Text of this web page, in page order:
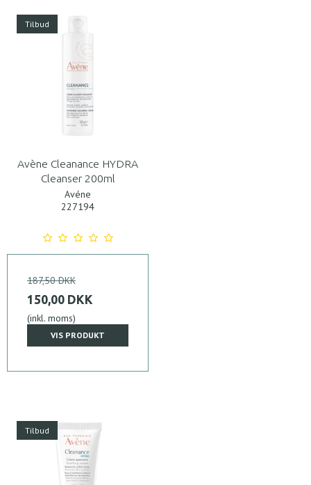
Tilbud
Avène Cleanance HYDRA
Cleanser 200ml
Avéne
227194
187,50 DKK
150,00 DKK
(inkl. moms)
VIS PRODUKT
Tilbud